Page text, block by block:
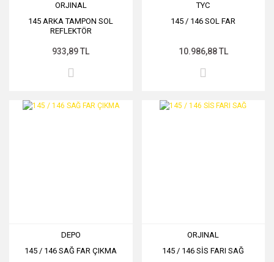
ORJINAL
145 ARKA TAMPON SOL
REFLEKTÖR
933,89 TL
TYC
145 / 146 SOL FAR
10.986,88 TL
DEPO
145 / 146 SAĞ FAR ÇIKMA
ORJINAL
145 / 146 SİS FARI SAĞ